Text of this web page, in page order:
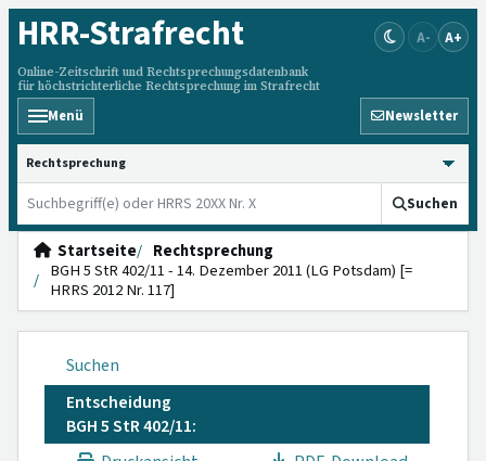
HRR-Strafrecht
Online-Zeitschrift und Rechtsprechungsdatenbank
für höchstrichterliche Rechtsprechung im Strafrecht
A- A+
Menü Newsletter
HRRS durchsuchen
Suchen
Startseite
Rechtsprechung
BGH 5 StR 402/11 - 14. Dezember 2011 (LG Potsdam) [=
HRRS 2012 Nr. 117]
Suchen
Entscheidung
BGH 5 StR 402/11: